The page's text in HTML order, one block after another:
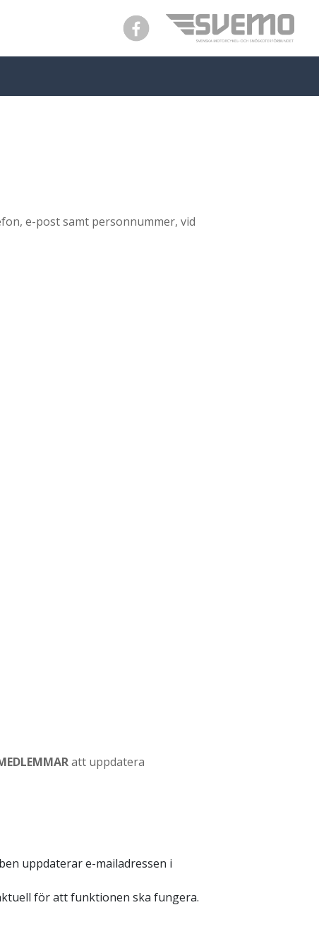
e-post samt personnummer, vid
att uppdatera
uppdaterar e-mailadressen i
för att funktionen ska fungera.